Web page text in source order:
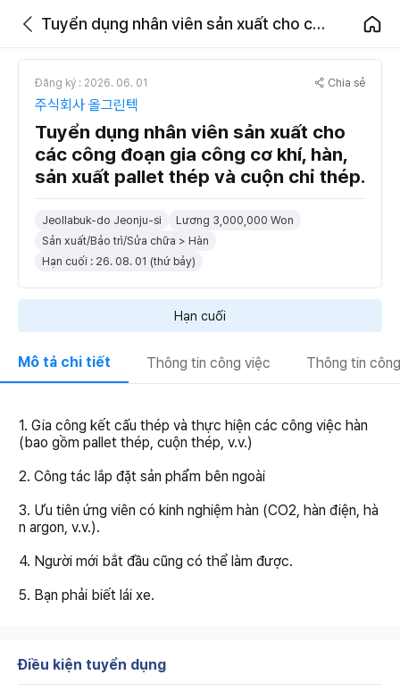
Tuyển dụng nhân viên sản xuất cho các công đoạn gia công cơ khí, hàn, sản xuất pallet thép và cuộn chỉ thép.
Đăng ký : 2026. 06. 01 Chia sẻ
주식회사 올그린텍
Tuyển dụng nhân viên sản xuất cho
các công đoạn gia công cơ khí, hàn,
sản xuất pallet thép và cuộn chỉ thép.
Jeollabuk-do Jeonju-si
Lương 3,000,000 Won
Sản xuất/Bảo trì/Sửa chữa > Hàn
Hạn cuối : 26. 08. 01 (thứ bảy)
Hạn cuối
Mô tả chi tiết Thông tin công việc Thông tin
1. Gia công kết cấu thép và thực hiện các công việc hàn
(bao gồm pallet thép, cuộn thép, v.v.)
2. Công tác lắp đặt sản phẩm bên ngoài
3. Ưu tiên ứng viên có kinh nghiệm hàn (CO2, hàn điện, hà
n argon, v.v.).
4. Người mới bắt đầu cũng có thể làm được.
5. Bạn phải biết lái xe.
Điều kiện tuyển dụng